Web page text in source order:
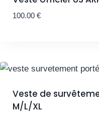
100.00 €
Veste de
M/L/XL